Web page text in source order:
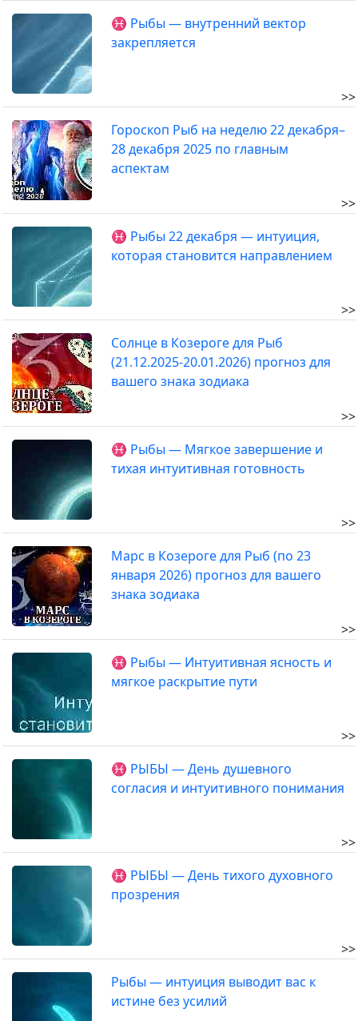
♓ Рыбы — внутренний вектор
закрепляется
>>
Гороскоп Рыб на неделю 22 декабря–
28 декабря 2025 по главным
аспектам
>>
♓ Рыбы 22 декабря — интуиция,
которая становится направлением
>>
Солнце в Козероге для Рыб
(21.12.2025-20.01.2026) прогноз для
вашего знака зодиака
>>
♓ Рыбы — Мягкое завершение и
тихая интуитивная готовность
>>
Марс в Козероге для Рыб (по 23
января 2026) прогноз для вашего
знака зодиака
>>
♓ Рыбы — Интуитивная ясность и
мягкое раскрытие пути
>>
♓ РЫБЫ — День душевного
согласия и интуитивного понимания
>>
♓ РЫБЫ — День тихого духовного
прозрения
>>
Рыбы — интуиция выводит вас к
истине без усилий